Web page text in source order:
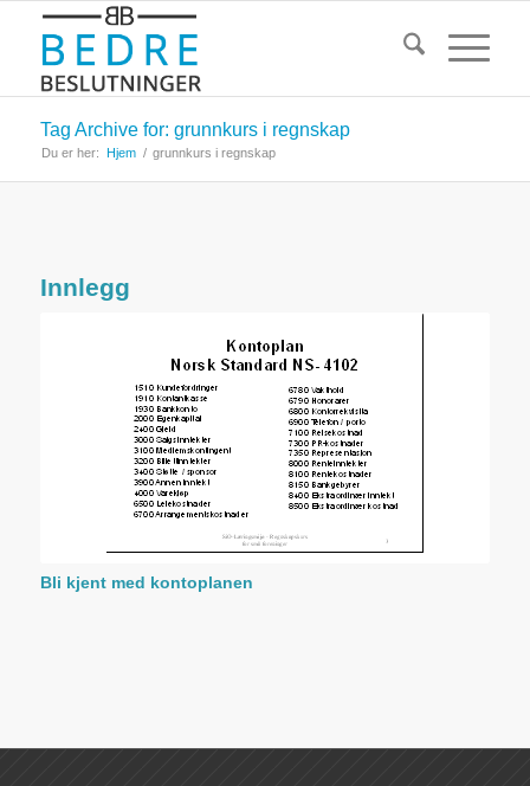
Tag Archive for: grunnkurs i regnskap
Du er her: Hjem / grunnkurs i regnskap
Innlegg
Bli kjent med kontoplanen